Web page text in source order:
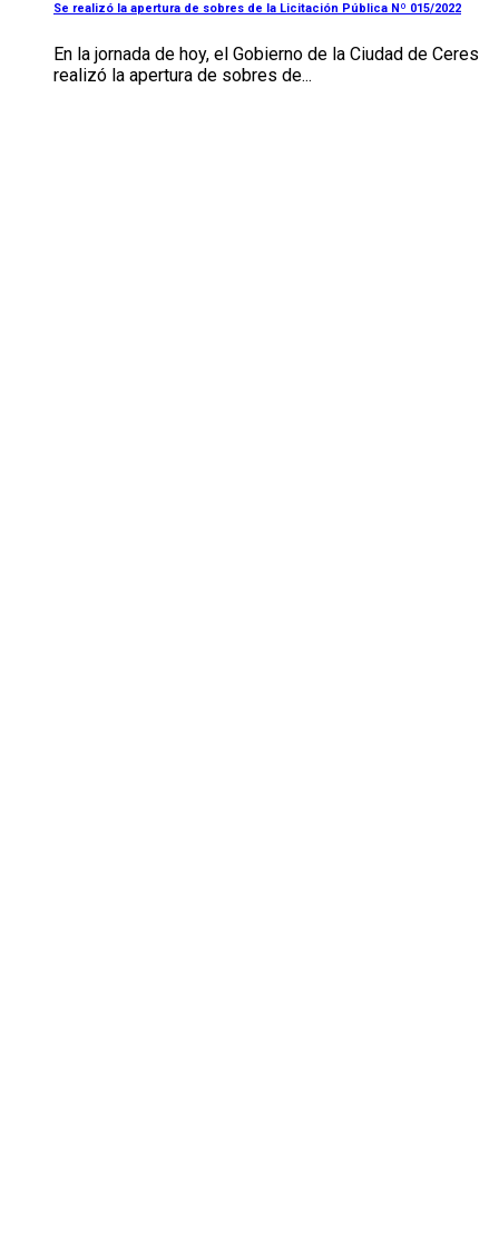
Se realizó la apertura de sobres de la Licitación Pública Nº 015/2022
En la jornada de hoy, el Gobierno de la Ciudad de Ceres
realizó la apertura de sobres de...